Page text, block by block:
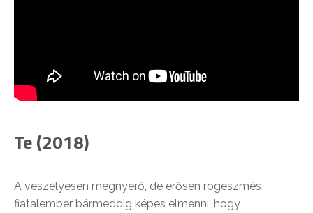
Te (2018)
A veszélyesen megnyerő, de erősen rögeszmés
fiatalember bármeddig képes elmenni, hogy